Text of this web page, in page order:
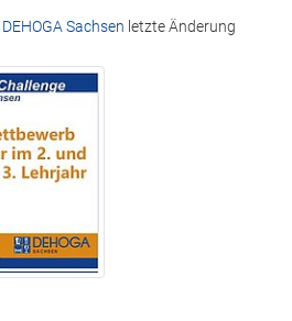
DEHOGA Sachsen letzte Änderung